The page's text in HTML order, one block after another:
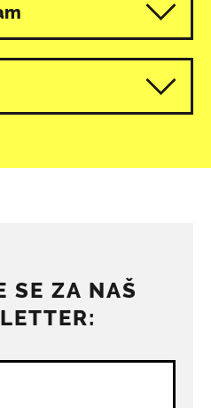
SE ZA NAŠ